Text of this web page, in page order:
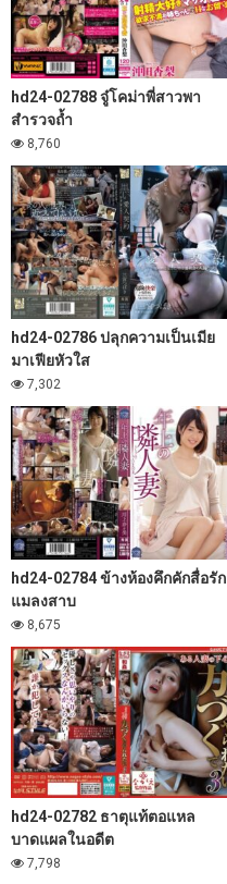
hd24-02788 จู๋โคม่าพี่สาวพา
สำรวจถ้ำ
8,760
hd24-02786 ปลุกความเป็นเมีย
มาเฟียหัวใส
7,302
hd24-02784 ข้างห้องคึกคักสื่อรัก
แมลงสาบ
8,675
hd24-02782 ธาตุแท้ตอแหล
บาดแผลในอดีต
7,798